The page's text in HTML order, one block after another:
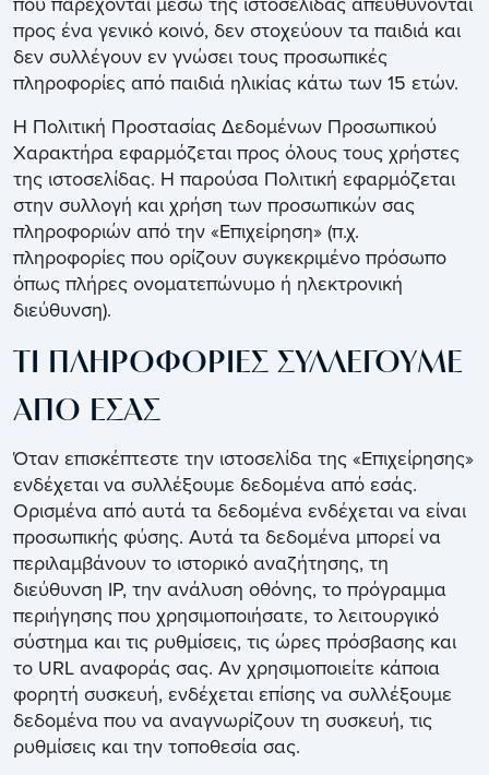
προς ένα γενικό κοινό, δεν στοχεύουν τα παιδιά και
δεν συλλέγουν εν γνώσει τους προσωπικές
πληροφορίες από παιδιά ηλικίας κάτω των 15 ετών.
Η Πολιτική Προστασίας Δεδομένων Προσωπικού
Χαρακτήρα εφαρμόζεται προς όλους τους χρήστες
της ιστοσελίδας. Η παρούσα Πολιτική εφαρμόζεται
στην συλλογή και χρήση των προσωπικών σας
πληροφοριών από την «Επιχείρηση» (π.χ.
πληροφορίες που ορίζουν συγκεκριμένο πρόσωπο
όπως πλήρες ονοματεπώνυμο ή ηλεκτρονική
διεύθυνση).
ΤΙ ΠΛΗΡΟΦΟΡΙΕΣ ΣΥΛΛΕΓΟΥΜΕ
ΑΠΟ ΕΣΑΣ
Όταν επισκέπτεστε την ιστοσελίδα της «Επιχείρησης»
ενδέχεται να συλλέξουμε δεδομένα από εσάς.
Ορισμένα από αυτά τα δεδομένα ενδέχεται να είναι
προσωπικής φύσης. Αυτά τα δεδομένα μπορεί να
περιλαμβάνουν το ιστορικό αναζήτησης, τη
διεύθυνση IP, την ανάλυση οθόνης, το πρόγραμμα
περιήγησης που χρησιμοποιήσατε, το λειτουργικό
σύστημα και τις ρυθμίσεις, τις ώρες πρόσβασης και
το URL αναφοράς σας. Αν χρησιμοποιείτε κάποια
φορητή συσκευή, ενδέχεται επίσης να συλλέξουμε
δεδομένα που να αναγνωρίζουν τη συσκευή, τις
ρυθμίσεις και την τοποθεσία σας.